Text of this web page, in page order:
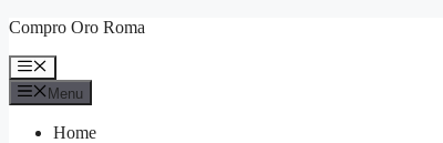
Vai
contenuto
Compro Oro Roma
Menu
Menu
Home